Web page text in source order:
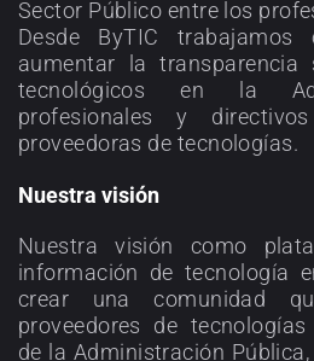
Sector Público entre los
Desde ByTIC
aumentar la transparencia
tecnológicos en la
profesionales y
proveedoras de tecnologías.
Nuestra visión
Nuestra visión como
información de tecnología
crear una comunidad
proveedores de
de la Administración